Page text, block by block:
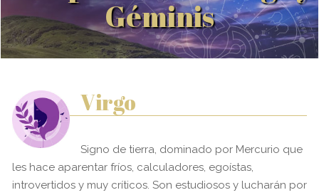
Géminis
Virgo
Signo de tierra, dominado por Mercurio que
les hace aparentar fríos, calculadores, egoístas,
introvertidos y muy críticos. Son estudiosos y lucharán por